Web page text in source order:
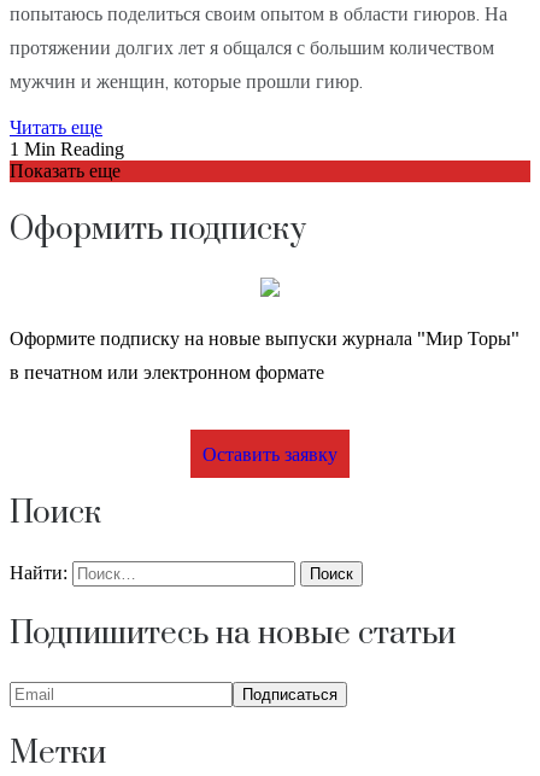
попытаюсь поделиться своим опытом в области гиюров. На
протяжении долгих лет я общался с большим количеством
мужчин и женщин, которые прошли гиюр.
Читать еще
1 Min Reading
Показать еще
Оформить подписку
Оформите подписку на новые выпуски журнала "Мир Торы"
в печатном или электронном формате
Оставить заявку
Поиск
Найти:
Подпишитесь на новые статьи
Метки